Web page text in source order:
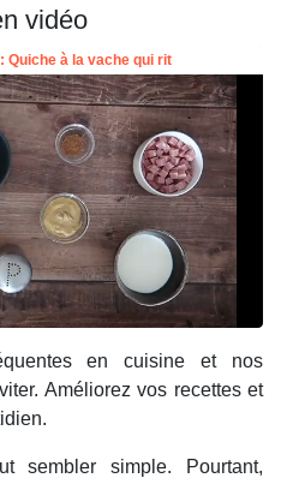
vidéo
en cuisine et nos
Améliorez vos recettes et
sembler simple. Pourtant,